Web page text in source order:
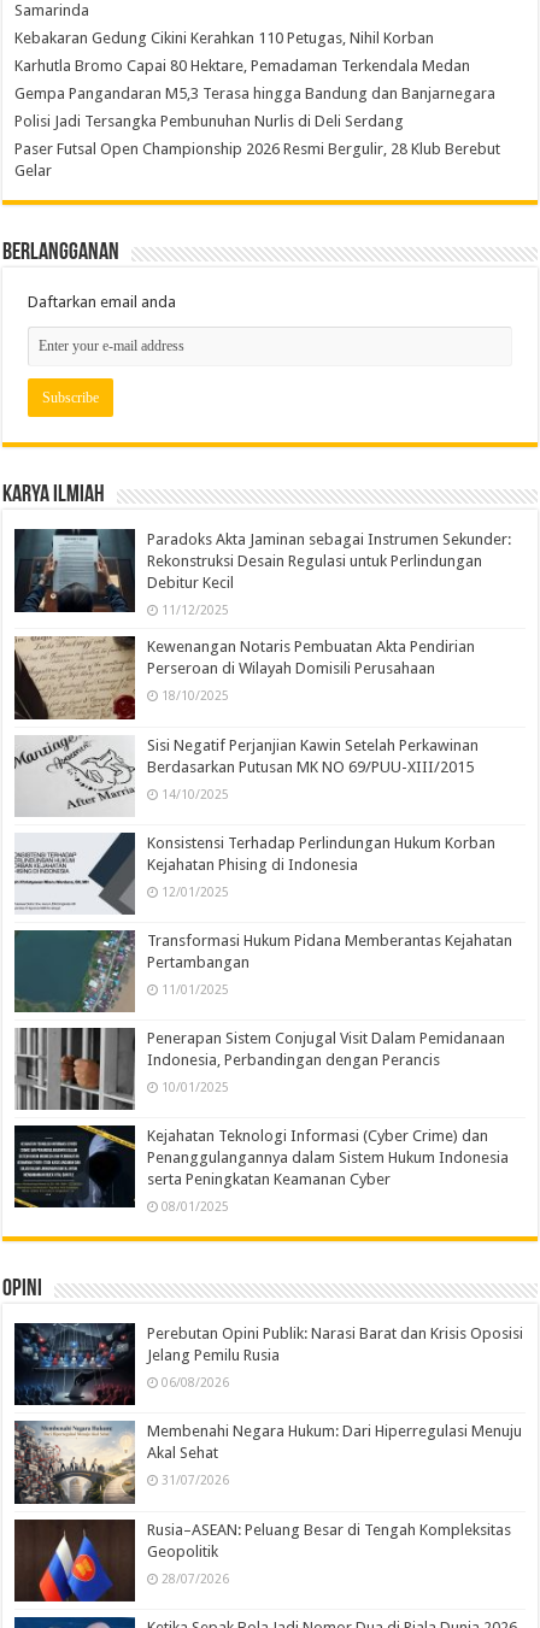
Samarinda
Kebakaran Gedung Cikini Kerahkan 110 Petugas, Nihil Korban
Karhutla Bromo Capai 80 Hektare, Pemadaman Terkendala Medan
Gempa Pangandaran M5,3 Terasa hingga Bandung dan Banjarnegara
Polisi Jadi Tersangka Pembunuhan Nurlis di Deli Serdang
Paser Futsal Open Championship 2026 Resmi Bergulir, 28 Klub Berebut
Gelar
Berlangganan
Daftarkan email anda
Karya Ilmiah
Paradoks Akta Jaminan sebagai Instrumen Sekunder:
Rekonstruksi Desain Regulasi untuk Perlindungan
Debitur Kecil
11/12/2025
Kewenangan Notaris Pembuatan Akta Pendirian
Perseroan di Wilayah Domisili Perusahaan
18/10/2025
Sisi Negatif Perjanjian Kawin Setelah Perkawinan
Berdasarkan Putusan MK NO 69/PUU-XIII/2015
14/10/2025
Konsistensi Terhadap Perlindungan Hukum Korban
Kejahatan Phising di Indonesia
12/01/2025
Transformasi Hukum Pidana Memberantas Kejahatan
Pertambangan
11/01/2025
Penerapan Sistem Conjugal Visit Dalam Pemidanaan
Indonesia, Perbandingan dengan Perancis
10/01/2025
Kejahatan Teknologi Informasi (Cyber Crime) dan
Penanggulangannya dalam Sistem Hukum Indonesia
serta Peningkatan Keamanan Cyber
08/01/2025
Opini
Perebutan Opini Publik: Narasi Barat dan Krisis Oposisi
Jelang Pemilu Rusia
06/08/2026
Membenahi Negara Hukum: Dari Hiperregulasi Menuju
Akal Sehat
31/07/2026
Rusia–ASEAN: Peluang Besar di Tengah Kompleksitas
Geopolitik
28/07/2026